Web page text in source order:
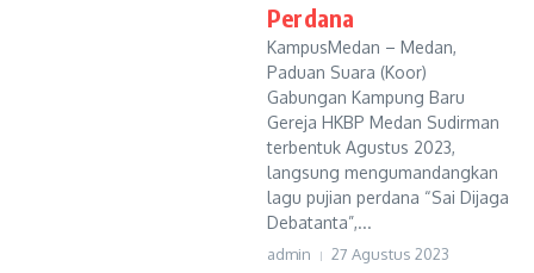
Perdana
KampusMedan – Medan,
Paduan Suara (Koor)
Gabungan Kampung Baru
Gereja HKBP Medan Sudirman
terbentuk Agustus 2023,
langsung mengumandangkan
lagu pujian perdana “Sai Dijaga
Debatanta”,...
admin 27 Agustus 2023